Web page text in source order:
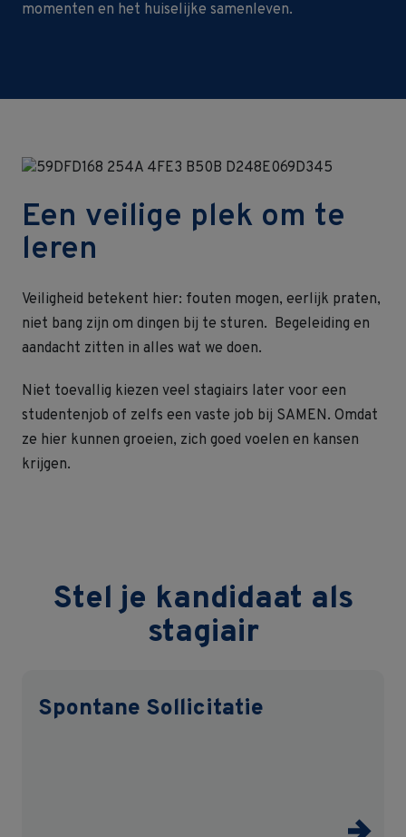
momenten en het huiselijke samenleven.
Een veilige plek om te
leren
Veiligheid betekent hier: fouten mogen, eerlijk praten,
niet bang zijn om dingen bij te sturen. Begeleiding en
aandacht zitten in alles wat we doen.
Niet toevallig kiezen veel stagiairs later voor een
studentenjob of zelfs een vaste job bij SAMEN. Omdat
ze hier kunnen groeien, zich goed voelen en kansen
krijgen.
Stel je kandidaat als
stagiair
Spontane Sollicitatie